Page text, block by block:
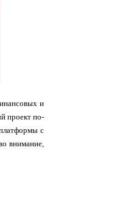
и
проект по-
с
внимание,